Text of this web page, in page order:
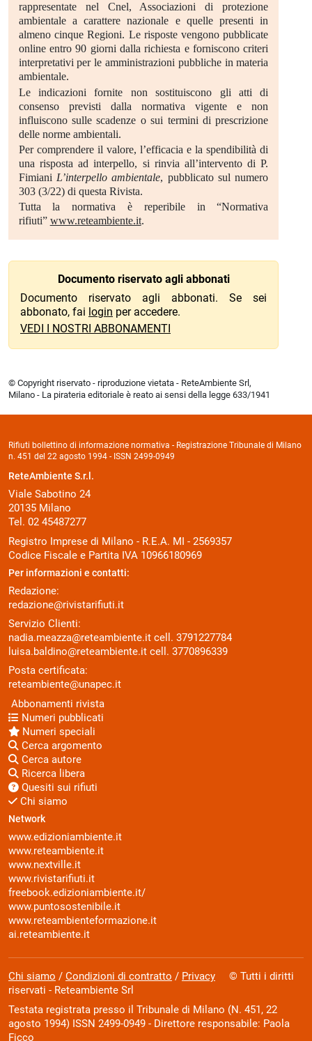
rappresentate nel Cnel, Associazioni di protezione
ambientale a carattere nazionale e quelle presenti in
almeno cinque Regioni. Le risposte vengono pubblicate
online entro 90 giorni dalla richiesta e forniscono criteri
interpretativi per le amministrazioni pubbliche in materia
ambientale.
Le indicazioni fornite non sostituiscono gli atti di
consenso previsti dalla normativa vigente e non
influiscono sulle scadenze o sui termini di prescrizione
delle norme ambientali.
Per comprendere il valore, l’efficacia e la spendibilità di
una risposta ad interpello, si rinvia all’intervento di P.
Fimiani L’interpello ambientale, pubblicato sul numero
303 (3/22) di questa Rivista.
Tutta la normativa è reperibile in “Normativa
rifiuti” www.reteambiente.it.
Documento riservato agli abbonati
Documento riservato agli abbonati. Se sei
abbonato, fai login per accedere.
VEDI I NOSTRI ABBONAMENTI
© Copyright riservato - riproduzione vietata - ReteAmbiente Srl,
Milano - La pirateria editoriale è reato ai sensi della legge 633/1941
Rifiuti bollettino di informazione normativa - Registrazione Tribunale di Milano
n. 451 del 22 agosto 1994 - ISSN 2499-0949
ReteAmbiente S.r.l.
Viale Sabotino 24
20135 Milano
Tel. 02 45487277
Registro Imprese di Milano - R.E.A. MI - 2569357
Codice Fiscale e Partita IVA 10966180969
Per informazioni e contatti:
Redazione:
redazione@rivistarifiuti.it
Servizio Clienti:
nadia.meazza@reteambiente.it cell. 3791227784
luisa.baldino@reteambiente.it cell. 3770896339
Posta certificata:
reteambiente@unapec.it
Abbonamenti rivista
Numeri pubblicati
Numeri speciali
Cerca argomento
Cerca autore
Ricerca libera
Quesiti sui rifiuti
Chi siamo
Network
www.edizioniambiente.it
www.reteambiente.it
www.nextville.it
www.rivistarifiuti.it
freebook.edizioniambiente.it/
www.puntosostenibile.it
www.reteambienteformazione.it
ai.reteambiente.it
Chi siamo / Condizioni di contratto / Privacy © Tutti i diritti
riservati - Reteambiente Srl
Testata registrata presso il Tribunale di Milano (N. 451, 22
agosto 1994) ISSN 2499-0949 - Direttore responsabile: Paola
Ficco